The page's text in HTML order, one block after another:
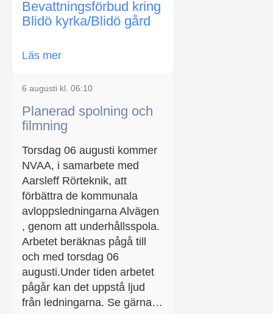
6 augusti kl. 06:10
Planerad spolning och
filmning
Torsdag 06 augusti kommer
NVAA, i samarbete med
Aarsleff Rörteknik, att
förbättra de kommunala
avloppsledningarna Alvägen
, genom att underhållsspola.
Arbetet beräknas pågå till
och med torsdag 06
augusti.Under tiden arbetet
pågår kan det uppstå ljud
från ledningarna. Se gärna…
Bevattningsförbud kring
Blidö kyrka/Blidö gård
Läs mer